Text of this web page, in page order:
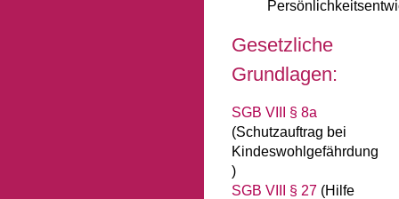
Gesetzliche
Grundlagen:
SGB VIII § 8a
(Schutzauftrag bei
Kindeswohlgefährdung
)
SGB VIII § 27 (Hilfe